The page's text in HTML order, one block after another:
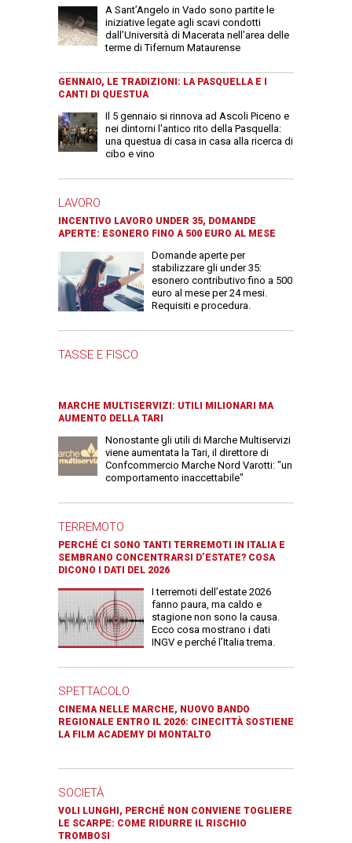
A Sant’Angelo in Vado sono partite le
iniziative legate agli scavi condotti
dall’Università di Macerata nell’area delle
terme di Tifernum Mataurense
GENNAIO, LE TRADIZIONI: LA PASQUELLA E I
CANTI DI QUESTUA
Il 5 gennaio si rinnova ad Ascoli Piceno e
nei dintorni l'antico rito della Pasquella:
una questua di casa in casa alla ricerca di
cibo e vino
LAVORO
INCENTIVO LAVORO UNDER 35, DOMANDE
APERTE: ESONERO FINO A 500 EURO AL MESE
Domande aperte per
stabilizzare gli under 35:
esonero contributivo fino a 500
euro al mese per 24 mesi.
Requisiti e procedura.
TASSE E FISCO
MARCHE MULTISERVIZI: UTILI MILIONARI MA
AUMENTO DELLA TARI
Nonostante gli utili di Marche Multiservizi
viene aumentata la Tari, il direttore di
Confcommercio Marche Nord Varotti: "un
comportamento inaccettabile"
TERREMOTO
PERCHÉ CI SONO TANTI TERREMOTI IN ITALIA E
SEMBRANO CONCENTRARSI D’ESTATE? COSA
DICONO I DATI DEL 2026
I terremoti dell’estate 2026
fanno paura, ma caldo e
stagione non sono la causa.
Ecco cosa mostrano i dati
INGV e perché l’Italia trema.
SPETTACOLO
CINEMA NELLE MARCHE, NUOVO BANDO
REGIONALE ENTRO IL 2026: CINECITTÀ SOSTIENE
LA FILM ACADEMY DI MONTALTO
SOCIETÀ
VOLI LUNGHI, PERCHÉ NON CONVIENE TOGLIERE
LE SCARPE: COME RIDURRE IL RISCHIO
TROMBOSI